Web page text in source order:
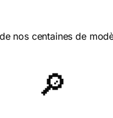
⭐⭐⭐⭐ le 11/12/18 :
nos centaines de
🔎